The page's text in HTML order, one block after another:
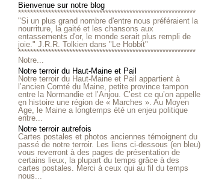
Bienvenue sur notre blog
***********************************************************
"Si un plus grand nombre d'entre nous préféraient la
nourriture, la gaité et les chansons aux
entassements d'or, le monde serait plus rempli de
joie." J.R.R. Tolkien dans "Le Hobbit"
***********************************************************
Notre...
Notre terroir du Haut-Maine et Pail
Notre terroir du Haut-Maine et Pail appartient à
l’ancien Comté du Maine, petite province tampon
entre la Normandie et l’Anjou. C’est ce qu’on appelle
en histoire une région de « Marches ». Au Moyen
Âge, le Maine a longtemps été un enjeu politique
entre...
Notre terroir autrefois
Cartes postales et photos anciennes témoignent du
passé de notre terroir. Les liens ci-dessous (en bleu)
vous reverront à des pages de présentation de
certains lieux, la plupart du temps grâce à des
cartes postales. Merci à ceux qui au fil du temps
nous...